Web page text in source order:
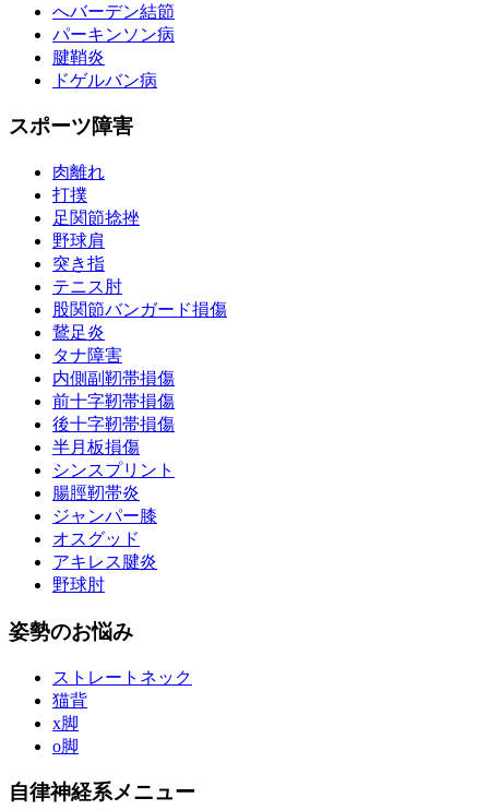
へバーデン結節
パーキンソン病
腱鞘炎
ドゲルバン病
スポーツ障害
肉離れ
打撲
足関節捻挫
野球肩
突き指
テニス肘
股関節バンガード損傷
鵞足炎
タナ障害
内側副靭帯損傷
前十字靭帯損傷
後十字靭帯損傷
半月板損傷
シンスプリント
腸脛靭帯炎
ジャンパー膝
オスグッド
アキレス腱炎
野球肘
姿勢のお悩み
ストレートネック
猫背
x脚
o脚
自律神経系メニュー